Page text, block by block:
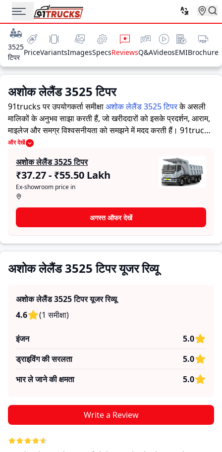
3525
टिपर
PriceVariantsImagesSpecsReviewsQ&AVideosEMIBrochure
अशोक लेलैंड 3525 टिपर
91trucks पर उपयोगकर्ता समीक्षाअशोक लेलैंड 3525 टिपरके असली
मालिकों के अनुभव साझा करती हैं, जो खरीददारों को इसके प्रदर्शन, आराम,
माइलेज और समग्र विश्वसनीयता को समझने में मदद करती हैं। 91trucks
खरीददारों और मालिकों को सूचित निर्णय लेने में सहायता करने के लिए
कमजोरियों पर आधारित मूल्यांकन के साथ-साथ, इस प्लेटफ़ॉर्म पर एक विशेष
सेक्शन है जहाँ असली मालिक अशोक लेलैंड 3525 टिपर के साथ अपने
अनुभव साझा करते हैं। ये सीधे अनुभव प्रदर्शन, आराम, माइलेज और
विश्वसनीयता के बारे में व्यावहारिक जानकारी देते हैं, जिससे भविष्य के
खरीदार यह तय कर सकते हैं कि क्याअशोक लेलैंड 3525 टिपर
जरूरतों के लिए सही है।
और देखें
अशोक लेलैंड 3525 टिपर
₹37.27 - ₹55.50 Lakh
Ex-showroom price in
अगस्त ऑफर देखें
अशोक लेलैंड 3525 टिपर यूजर रिव्यू
अशोक लेलैंड 3525 टिपरयूजर रिव्यू
4.6
(1 समीक्षा)
इंजन
5.0
ड्राइविंग की सरलता
5.0
भार ले जाने की क्षमता
5.0
Write a Review